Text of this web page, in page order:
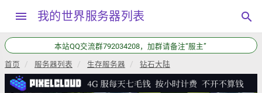
menu 我的世界服务器列表 search
本站QQ交流群792034208，加群请备注“服主”
首页 服务器列表 生存服务器 钻石大陆